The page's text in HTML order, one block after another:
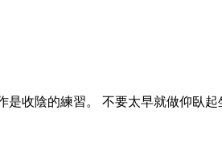
收陰的練習。 不要太早就做仰臥